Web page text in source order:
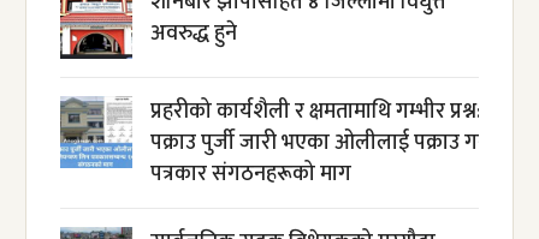
अवरुद्ध हुने
प्रहरीको कार्यशैली र क्षमतामाथि गम्भीर प्रश्न:
पक्राउ पुर्जी जारी भएका ओलीलाई पक्राउ गर्न
पत्रकार संगठनहरूको माग